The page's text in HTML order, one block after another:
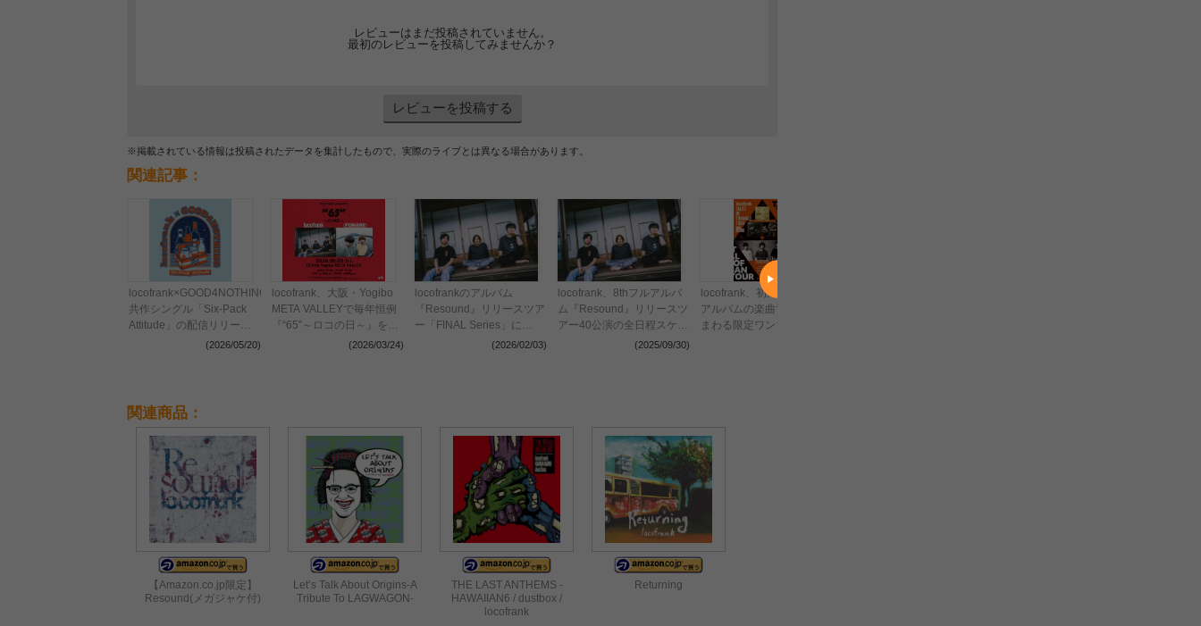
レビューはまだ投稿されていません。
最初のレビューを投稿してみませんか？
レビューを投稿する
※掲載されている情報は投稿されたデータを集計したもので、実際のライブとは異なる場合があります。
関連記事：
locofrank×GOOD4NOTHING、
共作シングル「Six-Pack
Attitude」の配信リリース
が決定 スプリットツアー
(2026/05/20)
locofrank、大阪・Yogibo
META VALLEYで毎年恒例
『“65”～ロコの日～』を開
催 FOMOREが2026年の
(2026/03/24)
locofrankのアルバム
『Resound』リリースツア
ー「FINAL Series」に
BRAHMAN、dustbox、
(2026/02/03)
locofrank、8thフルアルバ
ム『Resound』リリースツ
アー40公演の全日程スケジ
(2025/09/30)
locofrank、初期リリース3
アルバムの楽曲で11公演を
まわる限定ワンマンツアー
関連商品：
【Amazon.co.jp限定】
Resound(メガジャケ付)
Let’s Talk About Origins-A
Tribute To LAGWAGON-
THE LAST ANTHEMS -
HAWAIIAN6 / dustbox /
locofrank
Returning